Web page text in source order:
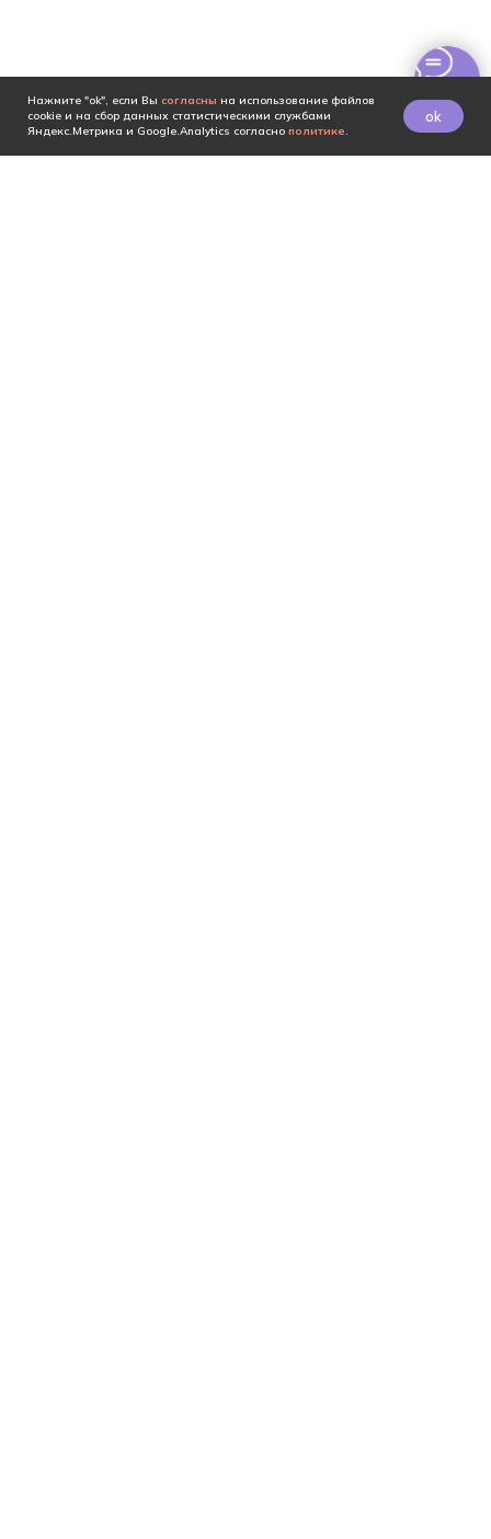
Нажмите "ok", если Вы согласны на использование файлов
cookie и на сбор данных статистическими службами
Яндекс.Метрика и Google.Analytics согласно политике.
ok